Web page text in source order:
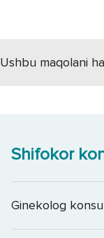
Ushbu maqolani
Shifokor
Ginekolog